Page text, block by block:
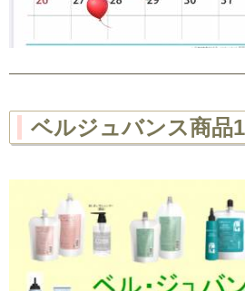
ベルジュバンス商品